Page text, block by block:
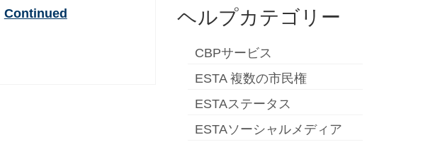
Continued ヘルプカテゴリー
CBPサービス
ESTA 複数の市民権
ESTAステータス
ESTAソーシャルメディア